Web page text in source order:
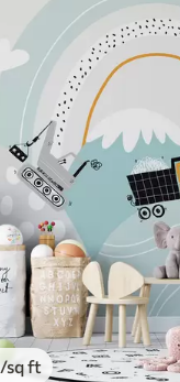
/sq ft